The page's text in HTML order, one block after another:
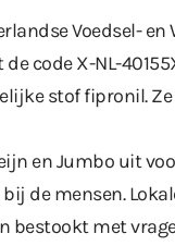
Voedsel- en
code X-NL-
stof fipronil.
en Jumbo uit
de mensen.
bestookt met